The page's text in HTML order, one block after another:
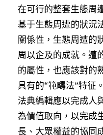
在可行的整套生態周
基于生態周遭的狀況
關係性，生態周遭的
周以企及的成就。遭
的屬性，也應該對的
具有的“範疇法”特征
法典編輯應以完成人
為價值取向，以完成
長、大眾權益的協同